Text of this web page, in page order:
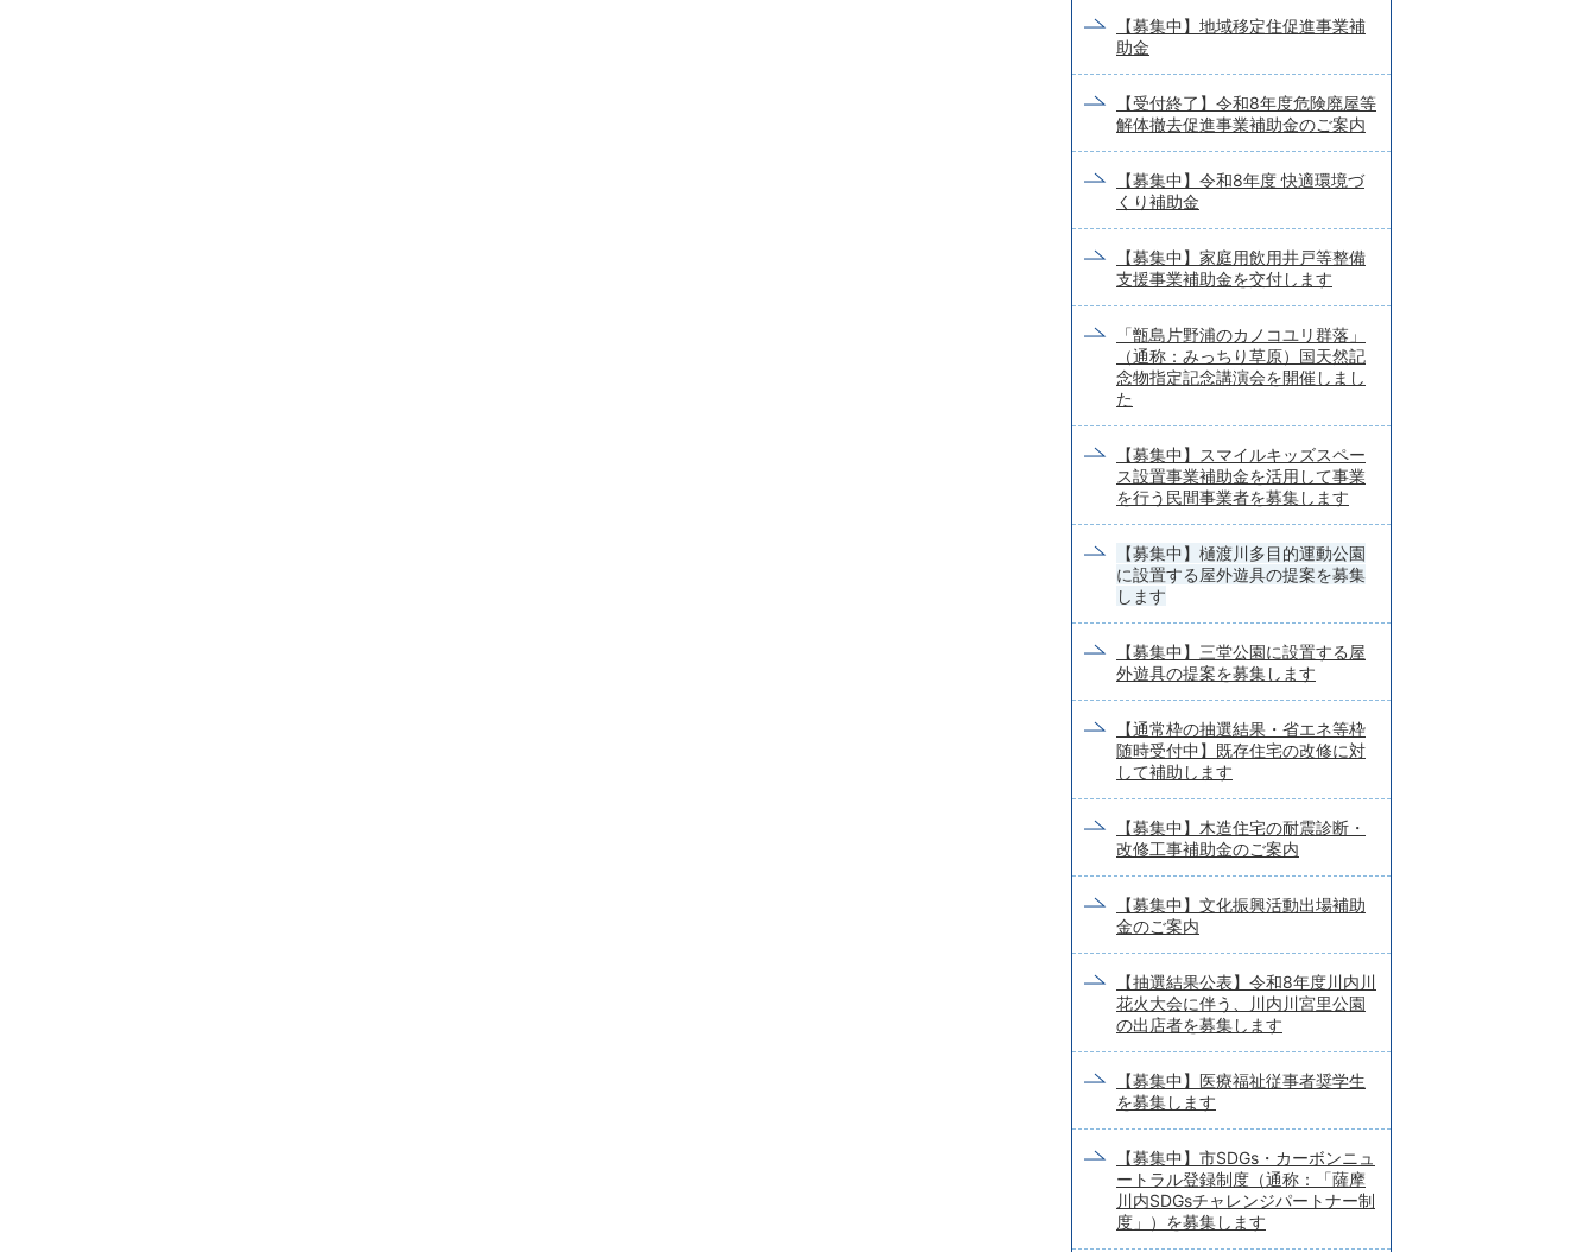
【募集中】地域移定住促進事業補
助金
【受付終了】令和8年度危険廃屋等
解体撤去促進事業補助金のご案内
【募集中】令和8年度 快適環境づ
くり補助金
【募集中】家庭用飲用井戸等整備
支援事業補助金を交付します
「甑島片野浦のカノコユリ群落」
（通称：みっちり草原）国天然記
念物指定記念講演会を開催しまし
た
【募集中】スマイルキッズスペー
ス設置事業補助金を活用して事業
を行う民間事業者を募集します
【募集中】樋渡川多目的運動公園
に設置する屋外遊具の提案を募集
します
【募集中】三堂公園に設置する屋
外遊具の提案を募集します
【通常枠の抽選結果・省エネ等枠
随時受付中】既存住宅の改修に対
して補助します
【募集中】木造住宅の耐震診断・
改修工事補助金のご案内
【募集中】文化振興活動出場補助
金のご案内
【抽選結果公表】令和8年度川内川
花火大会に伴う、川内川宮里公園
の出店者を募集します
【募集中】医療福祉従事者奨学生
を募集します
【募集中】市SDGs・カーボンニュ
ートラル登録制度（通称：「薩摩
川内SDGsチャレンジパートナー制
度」）を募集します